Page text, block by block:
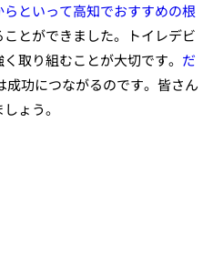
らといって高知でおすすめの根
とができました。トイレデビ
取り組むことが大切です。 だ
功につながるのです。皆さん
ょう。